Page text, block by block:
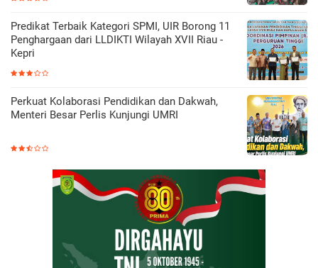
Predikat Terbaik Kategori SPMI, UIR Borong 11
Penghargaan dari LLDIKTI Wilayah XVII Riau -
Kepri
Perkuat Kolaborasi Pendidikan dan Dakwah,
Menteri Besar Perlis Kunjungi UMRI